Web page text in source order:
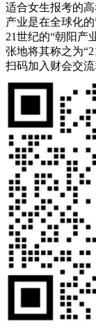
适合女生报考的
产业是在全球化
21世纪的“朝阳产
张地将其称之为
扫码加入财会交